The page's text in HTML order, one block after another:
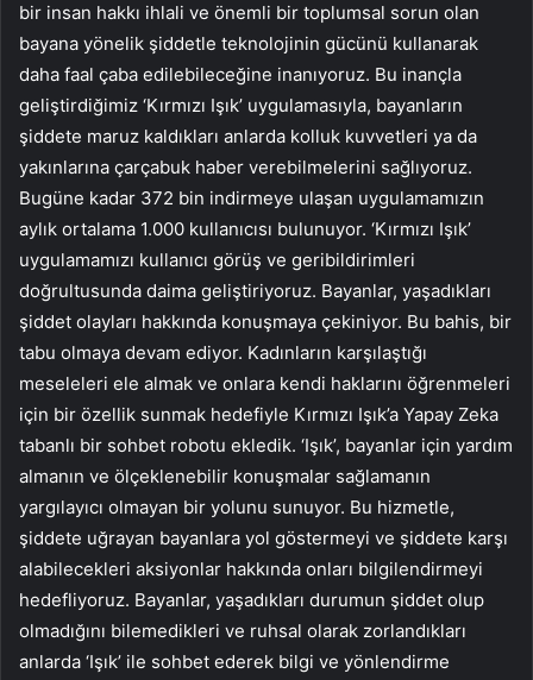
bir insan hakkı ihlali ve önemli bir toplumsal sorun olan
bayana yönelik şiddetle teknolojinin gücünü kullanarak
daha faal çaba edilebileceğine inanıyoruz. Bu inançla
geliştirdiğimiz ‘Kırmızı Işık’ uygulamasıyla, bayanların
şiddete maruz kaldıkları anlarda kolluk kuvvetleri ya da
yakınlarına çarçabuk haber verebilmelerini sağlıyoruz.
Bugüne kadar 372 bin indirmeye ulaşan uygulamamızın
aylık ortalama 1.000 kullanıcısı bulunuyor. ‘Kırmızı Işık’
uygulamamızı kullanıcı görüş ve geribildirimleri
doğrultusunda daima geliştiriyoruz. Bayanlar, yaşadıkları
şiddet olayları hakkında konuşmaya çekiniyor. Bu bahis, bir
tabu olmaya devam ediyor. Kadınların karşılaştığı
meseleleri ele almak ve onlara kendi haklarını öğrenmeleri
için bir özellik sunmak hedefiyle Kırmızı Işık’a Yapay Zeka
tabanlı bir sohbet robotu ekledik. ‘Işık’, bayanlar için yardım
almanın ve ölçeklenebilir konuşmalar sağlamanın
yargılayıcı olmayan bir yolunu sunuyor. Bu hizmetle,
şiddete uğrayan bayanlara yol göstermeyi ve şiddete karşı
alabilecekleri aksiyonlar hakkında onları bilgilendirmeyi
hedefliyoruz. Bayanlar, yaşadıkları durumun şiddet olup
olmadığını bilemedikleri ve ruhsal olarak zorlandıkları
anlarda ‘Işık’ ile sohbet ederek bilgi ve yönlendirme